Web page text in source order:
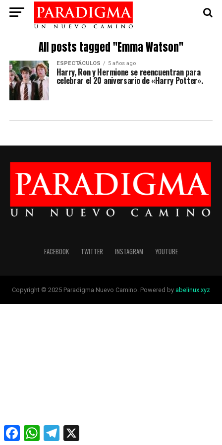
All posts tagged "Emma Watson"
ESPECTÁCULOS 5 años ago
Harry, Ron y Hermione se reencuentran para
celebrar el 20 aniversario de «Harry Potter».
FACEBOOK TWITTER INSTAGRAM YOUTUBE
Copyright © 2025 Paradigma Nuevo Camino. Powered by abelinux.xyz
FacebookWhatsAppTelegram